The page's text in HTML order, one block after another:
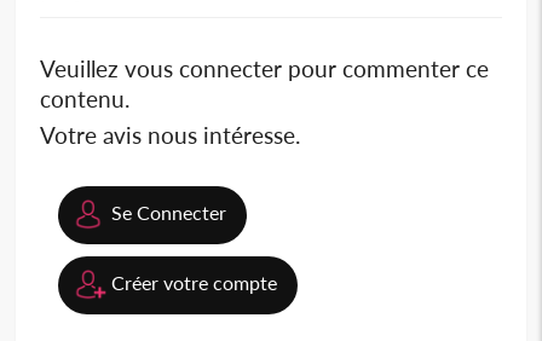
Veuillez vous connecter pour commenter ce
contenu.
Votre avis nous intéresse.
Se Connecter
Créer votre compte